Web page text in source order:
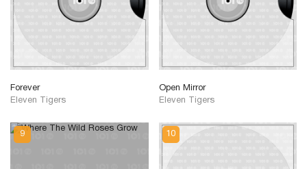
Forever
Eleven Tigers
Open Mirror
Eleven Tigers